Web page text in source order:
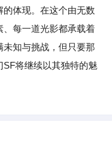
体现。在这个由无数
每一道光影都承载着
知与挑战，但只要那
将继续以其独特的魅